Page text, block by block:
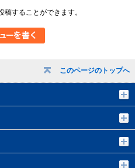
このページのトップへ
することができます。